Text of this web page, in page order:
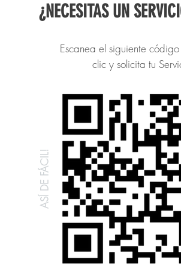
¿NECESITAS UN
Escanea el siguiente
clic y solicita tu
ASÍ DE FÁCIL!